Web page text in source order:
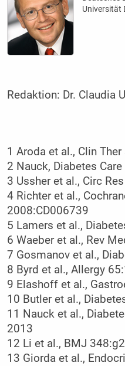
Universität
Redaktion: Dr. Claudia
1 Aroda et al., Clin
2 Nauck, Diabetes
3 Ussher et al., Circ
4 Richter et al.,
2008:CD006739
5 Lamers et al.,
6 Waeber et al., Rev
7 Gosmanov et al.,
8 Byrd et al., Allergy
9 Elashoff et al.,
10 Butler et al.,
11 Nauck et al.,
2013
12 Li et al., BMJ
13 Giorda et al.,